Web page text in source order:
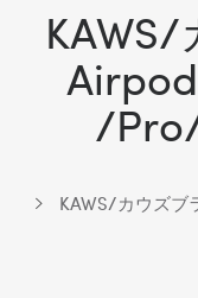
/
KAWS/カウズ